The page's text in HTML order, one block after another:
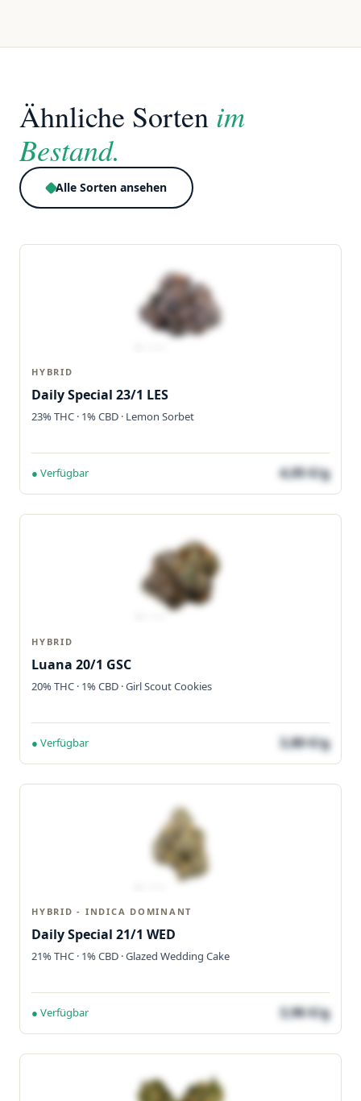
Ähnliche Sorten im
Bestand.
Alle Sorten ansehen
HYBRID
Daily Special 23/1 LES
23% THC · 1% CBD · Lemon Sorbet
● Verfügbar 4,05 €/g
HYBRID
Luana 20/1 GSC
20% THC · 1% CBD · Girl Scout Cookies
● Verfügbar 3,80 €/g
HYBRID - INDICA DOMINANT
Daily Special 21/1 WED
21% THC · 1% CBD · Glazed Wedding Cake
● Verfügbar 3,96 €/g